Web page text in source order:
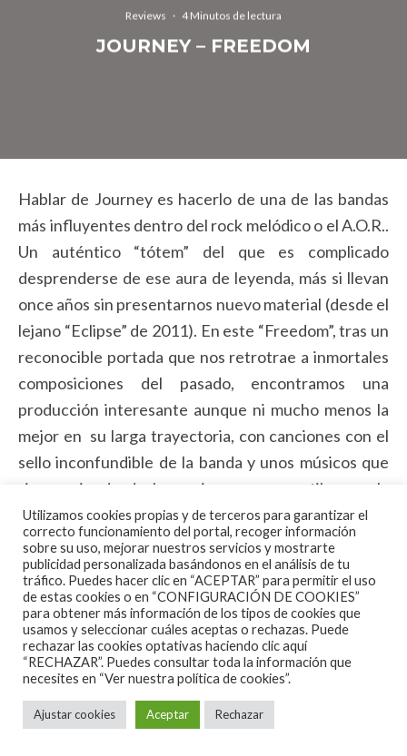
Reviews · 4 Minutos de lectura
JOURNEY – FREEDOM
Hablar de Journey es hacerlo de una de las bandas
más influyentes dentro del rock melódico o el A.O.R..
Un auténtico “tótem” del que es complicado
desprenderse de ese aura de leyenda, más si llevan
once años sin presentarnos nuevo material (desde el
lejano “Eclipse” de 2011). En este “Freedom”, tras un
reconocible portada que nos retrotrae a inmortales
composiciones del pasado, encontramos una
producción interesante aunque ni mucho menos la
mejor en su larga trayectoria, con canciones con el
sello inconfundible de la banda y unos músicos que
siguen siendo de los mejores en su estilo, con la
impronta personal que ofrece Neal Schon a las seis
cuerdas, los teclados mágicos de Jonathan Cain, la
maravillosa voz de Arnel Pineda y una base rítmica de
envergadura con el regreso de Randy Jackson al
bajo y Deen Catronovo a la batería compartiendo
puesto con Narada Michael Warren.
“Freedom” comienza su casi hora y cuarto de
duración (“rara avis” en el panorama actual) con el
Utilizamos cookies propias y de terceros para garantizar el
correcto funcionamiento del portal, recoger información
sobre su uso, mejorar nuestros servicios y mostrarte
publicidad personalizada basándonos en el análisis de tu
tráfico. Puedes hacer clic en “ACEPTAR” para permitir el uso
de estas cookies o en “CONFIGURACIÓN DE COOKIES”
para obtener más información de los tipos de cookies que
usamos y seleccionar cuáles aceptas o rechazas. Puede
rechazar las cookies optativas haciendo clic aquí
“RECHAZAR”. Puedes consultar toda la información que
necesites en “Ver nuestra política de cookies”.
Ajustar cookies Aceptar Rechazar